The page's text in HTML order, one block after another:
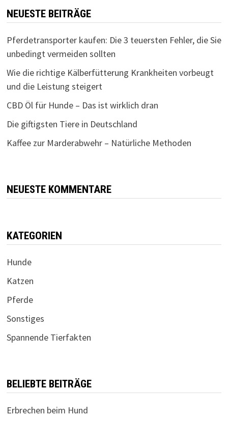
NEUESTE BEITRÄGE
Pferdetransporter kaufen: Die 3 teuersten Fehler, die Sie
unbedingt vermeiden sollten
Wie die richtige Kälberfütterung Krankheiten vorbeugt
und die Leistung steigert
CBD Öl für Hunde – Das ist wirklich dran
Die giftigsten Tiere in Deutschland
Kaffee zur Marderabwehr – Natürliche Methoden
NEUESTE KOMMENTARE
KATEGORIEN
Hunde
Katzen
Pferde
Sonstiges
Spannende Tierfakten
BELIEBTE BEITRÄGE
Erbrechen beim Hund